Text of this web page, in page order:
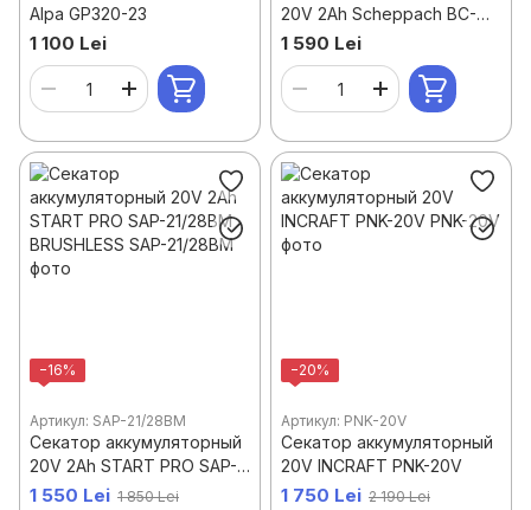
Alpa GP320-23
1 100 Lei
20V 2Ah Scheppach BC-
PRS28-X
1 590 Lei
−16%
Артикул: SAP-21/28BM
Секатор аккумуляторный
20V 2Ah START PRO SAP-
21/28BM BRUSHLESS
1 550 Lei 1 850 Lei
−20%
Артикул: PNK-20V
Секатор аккумуляторный
20V INCRAFT PNK-20V
1 750 Lei 2 190 Lei